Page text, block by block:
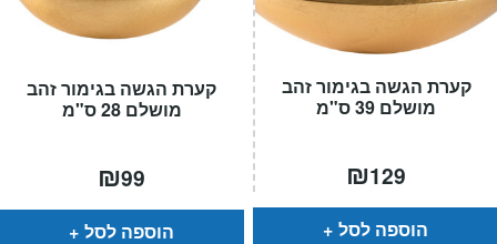
קערת הגשה בגימור זהב
מושלם 28 ס"מ
₪99
הוספה לסל
קערת הגשה בגימור זהב
מושלם 39 ס"מ
₪129
הוספה לסל